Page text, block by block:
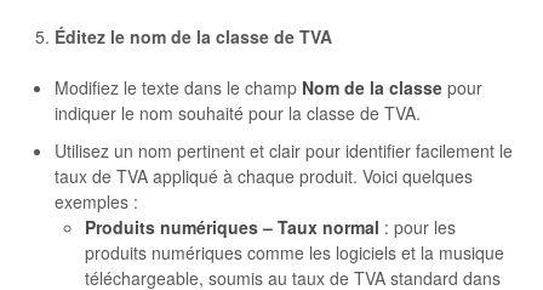
Éditez le nom de la classe de TVA
Modifiez le texte dans le champ Nom de la classe pour
indiquer le nom souhaité pour la classe de TVA.
Utilisez un nom pertinent et clair pour identifier facilement le
taux de TVA appliqué à chaque produit. Voici quelques
exemples :
Produits numériques – Taux normal : pour les
produits numériques comme les logiciels et la musique
téléchargeable, soumis au taux de TVA standard dans